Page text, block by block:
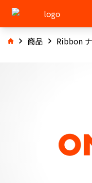
商品 Ribbon